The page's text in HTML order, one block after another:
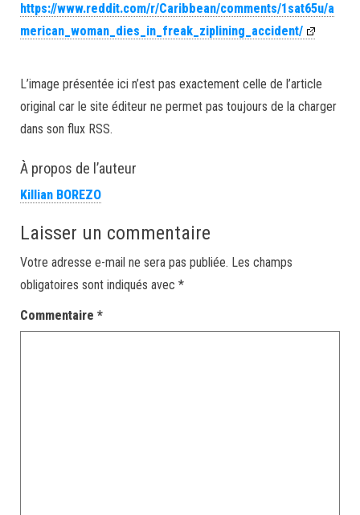
https://www.reddit.com/r/Caribbean/comments/1sat65u/a
merican_woman_dies_in_freak_ziplining_accident/
L’image présentée ici n’est pas exactement celle de l’article
original car le site éditeur ne permet pas toujours de la charger
dans son flux RSS.
À propos de l’auteur
Killian BOREZO
Laisser un commentaire
Votre adresse e-mail ne sera pas publiée. Les champs
obligatoires sont indiqués avec *
Commentaire *